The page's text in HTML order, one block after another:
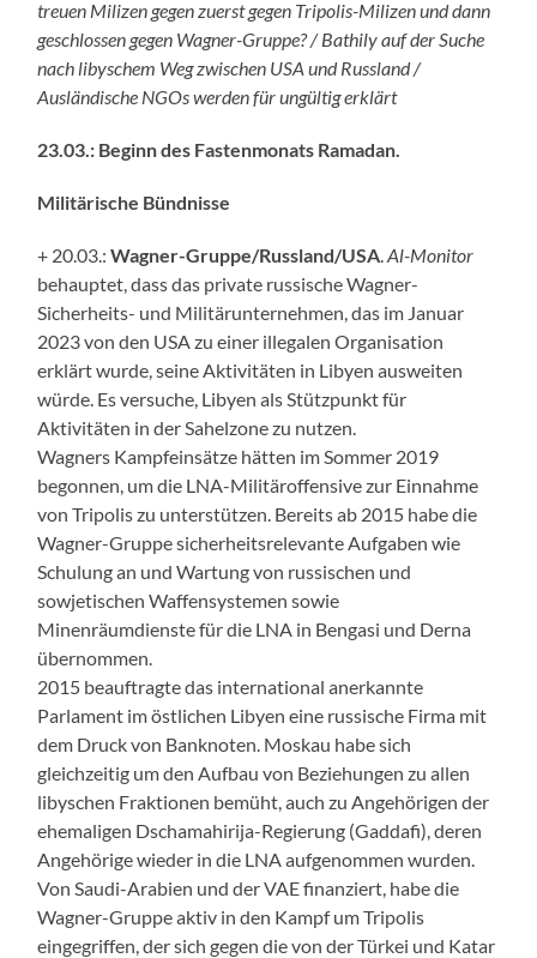
treuen Milizen gegen zuerst gegen Tripolis-Milizen und dann
geschlossen gegen Wagner-Gruppe? / Bathily auf der Suche
nach libyschem Weg zwischen USA und Russland /
Ausländische NGOs werden für ungültig erklärt
23.03.: Beginn des Fastenmonats Ramadan.
Militärische Bündnisse
+ 20.03.:Wagner-Gruppe/Russland/USA .Al-Monitor
behauptet, dass das private russische Wagner-
Sicherheits- und Militärunternehmen, das im Januar
2023 von den USA zu einer illegalen Organisation
erklärt wurde, seine Aktivitäten in Libyen ausweiten
würde. Es versuche, Libyen als Stützpunkt für
Aktivitäten in der Sahelzone zu nutzen.
Wagners Kampfeinsätze hätten im Sommer 2019
begonnen, um die LNA-Militäroffensive zur Einnahme
von Tripolis zu unterstützen. Bereits ab 2015 habe die
Wagner-Gruppe sicherheitsrelevante Aufgaben wie
Schulung an und Wartung von russischen und
sowjetischen Waffensystemen sowie
Minenräumdienste für die LNA in Bengasi und Derna
übernommen.
2015 beauftragte das international anerkannte
Parlament im östlichen Libyen eine russische Firma mit
dem Druck von Banknoten. Moskau habe sich
gleichzeitig um den Aufbau von Beziehungen zu allen
libyschen Fraktionen bemüht, auch zu Angehörigen der
ehemaligen Dschamahirija-Regierung (Gaddafi), deren
Angehörige wieder in die LNA aufgenommen wurden.
Von Saudi-Arabien und der VAE finanziert, habe die
Wagner-Gruppe aktiv in den Kampf um Tripolis
eingegriffen, der sich gegen die von der Türkei und Katar